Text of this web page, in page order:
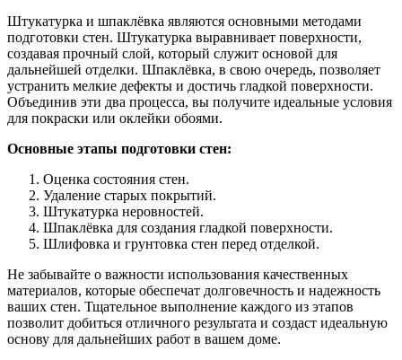
Штукатурка и шпаклёвка являются основными методами
подготовки стен. Штукатурка выравнивает поверхности,
создавая прочный слой, который служит основой для
дальнейшей отделки. Шпаклёвка, в свою очередь, позволяет
устранить мелкие дефекты и достичь гладкой поверхности.
Объединив эти два процесса, вы получите идеальные условия
для покраски или оклейки обоями.
Основные этапы подготовки стен:
Оценка состояния стен.
Удаление старых покрытий.
Штукатурка неровностей.
Шпаклёвка для создания гладкой поверхности.
Шлифовка и грунтовка стен перед отделкой.
Не забывайте о важности использования качественных
материалов, которые обеспечат долговечность и надежность
ваших стен. Тщательное выполнение каждого из этапов
позволит добиться отличного результата и создаст идеальную
основу для дальнейших работ в вашем доме.